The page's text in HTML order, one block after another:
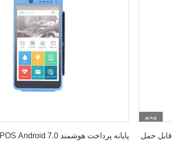
ویدیو
اندروید 7.0 پایانه بیومتریک POS ، دستگاه POS قابل حمل
پایانه پرداخت هوشمند POS Android 7.0